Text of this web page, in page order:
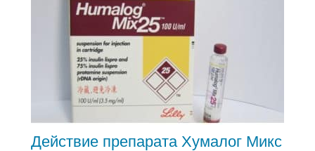
Действие препарата Хумалог Микс